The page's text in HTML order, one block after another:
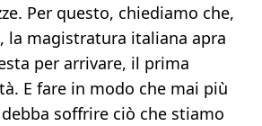
Per questo, chiediamo che,
la magistratura italiana apra
per arrivare, il prima
E fare in modo che mai più
soffrire ciò che stiamo